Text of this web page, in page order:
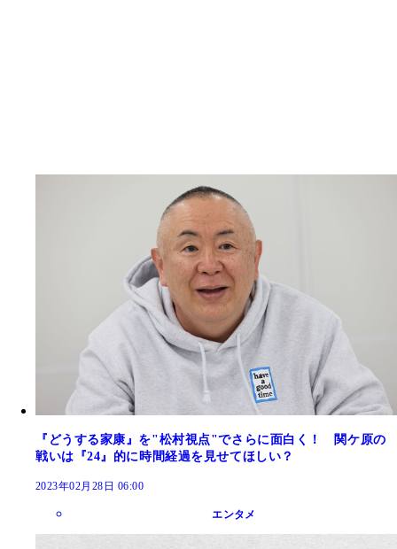
『どうする家康』を"松村視点"でさらに面白く！ 関ケ原の
戦いは『24』的に時間経過を見せてほしい？
2023年02月28日 06:00
エンタメ